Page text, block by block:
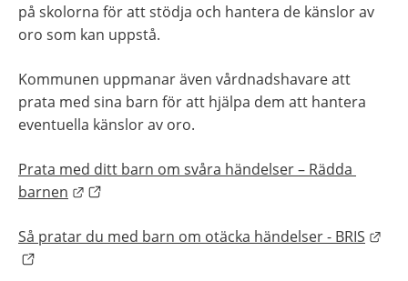
på skolorna för att stödja och hantera de känslor av
oro som kan uppstå.
Kommunen uppmanar även vårdnadshavare att
prata med sina barn för att hjälpa dem att hantera
eventuella känslor av oro.
Prata med ditt barn om svåra händelser – Rädda
barnen
Länk till annan webbplats.
Så pratar du med barn om otäcka händelser - BRIS